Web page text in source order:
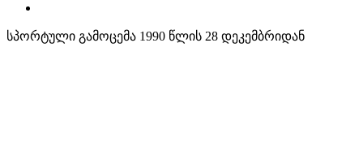
სპორტული გამოცემა 1990 წლის 28 დეკემბრიდან